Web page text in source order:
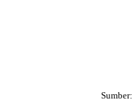
Sumber: